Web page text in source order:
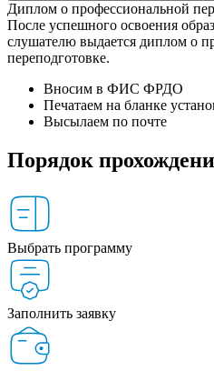
Диплом о профессиональной
После успешного освоения
слушателю выдается диплом о
переподготовке.
Вносим в ФИС ФРДО
Печатаем на бланке
Высылаем по почте
Порядок
Выбрать программу
Заполнить заявку